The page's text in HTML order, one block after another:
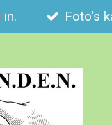
Foto's